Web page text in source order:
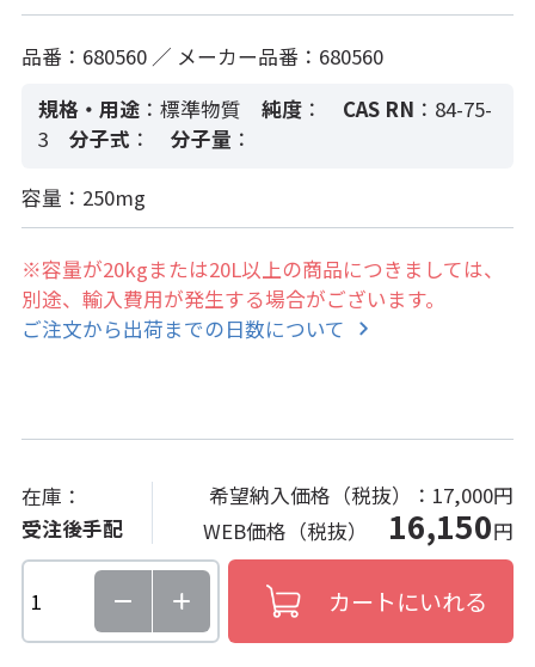
品番：680560 ／ メーカー品番：680560
規格・用途 ：標準物質 純度： CAS RN ：84-75-
3
分子式 ： 分子量 ：
容量：250mg
※容量が20kgまたは20L以上の商品につきましては、
別途、輸入費用が発生する場合がございます。
ご注文から出荷までの日数について
在庫：
受注後手配
希望納入価格（税抜）： 17,000円
WEB価格（税抜） 16,150円